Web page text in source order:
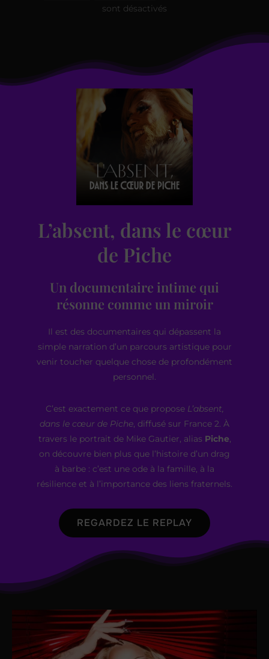
sont désactivés
L’absent, dans le cœur
de Piche
Un documentaire intime qui
résonne comme un miroir
Il est des documentaires qui dépassent la
simple narration d’un parcours artistique pour
venir toucher quelque chose de profondément
personnel.
C’est exactement ce que propose L’absent,
dans le cœur de Piche, diffusé sur France 2. À
travers le portrait de Mike Gautier, alias Piche,
on découvre bien plus que l’histoire d’un drag
à barbe : c’est une ode à la famille, à la
résilience et à l’importance des liens fraternels.
REGARDEZ LE REPLAY